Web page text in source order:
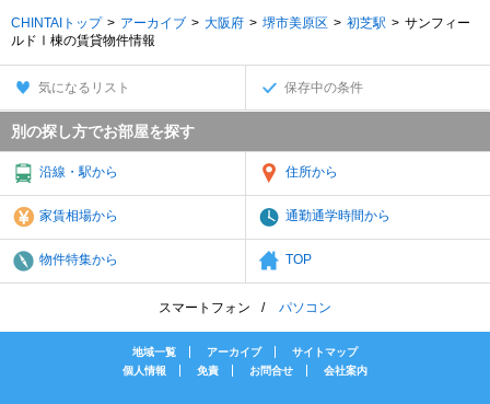
CHINTAIトップ アーカイブ 大阪府 堺市美原区 初芝駅
サンフィー
ルドⅠ棟の賃貸物件情報
気になるリスト 保存中の条件
別の探し方でお部屋を探す
沿線・駅から 住所から
家賃相場から 通勤通学時間から
物件特集から TOP
スマートフォン パソコン
地域一覧 アーカイブ
サイトマップ
個人情報
免責 お問合せ 会社案内